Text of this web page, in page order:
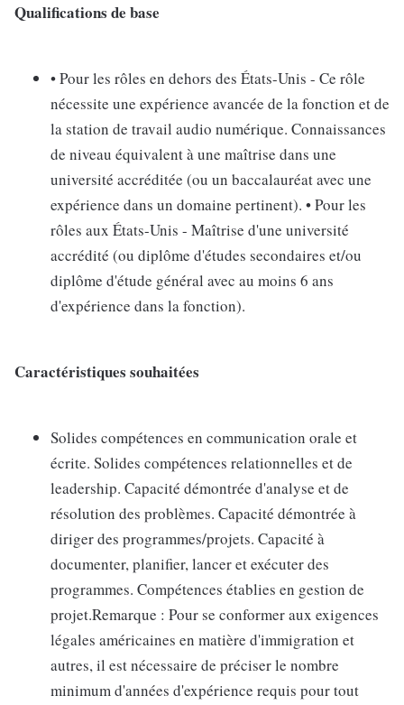
Qualifications de base
• Pour les rôles en dehors des États-Unis - Ce rôle
nécessite une expérience avancée de la fonction et de
la station de travail audio numérique. Connaissances
de niveau équivalent à une maîtrise dans une
université accréditée (ou un baccalauréat avec une
expérience dans un domaine pertinent). • Pour les
rôles aux États-Unis - Maîtrise d'une université
accrédité (ou diplôme d'études secondaires et/ou
diplôme d'étude général avec au moins 6 ans
d'expérience dans la fonction).
Caractéristiques souhaitées
Solides compétences en communication orale et
écrite. Solides compétences relationnelles et de
leadership. Capacité démontrée d'analyse et de
résolution des problèmes. Capacité démontrée à
diriger des programmes/projets. Capacité à
documenter, planifier, lancer et exécuter des
programmes. Compétences établies en gestion de
projet.Remarque : Pour se conformer aux exigences
légales américaines en matière d'immigration et
autres, il est nécessaire de préciser le nombre
minimum d'années d'expérience requis pour tout